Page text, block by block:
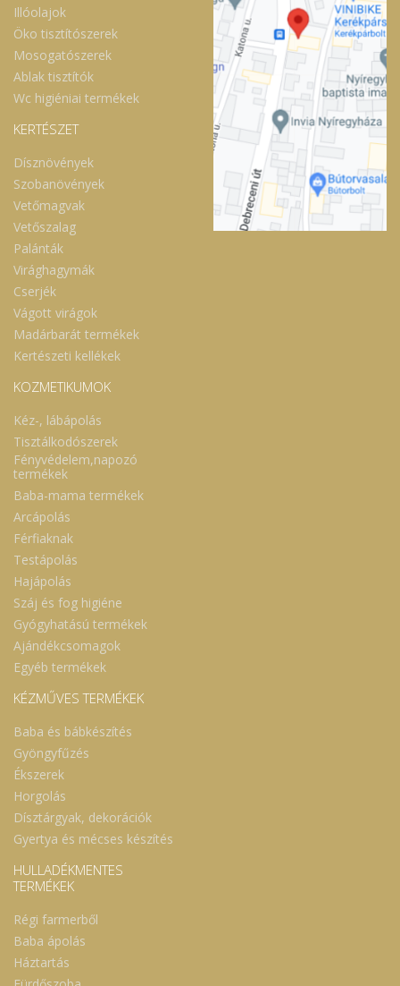
Illóolajok
Öko tisztítószerek
Mosogatószerek
Ablak tisztítók
Wc higiéniai termékek
KERTÉSZET
Dísznövények
Szobanövények
Vetőmagvak
Vetőszalag
Palánták
Virághagymák
Cserjék
Vágott virágok
Madárbarát termékek
Kertészeti kellékek
KOZMETIKUMOK
Kéz-, lábápolás
Tisztálkodószerek
Fényvédelem,napozó
termékek
Baba-mama termékek
Arcápolás
Férfiaknak
Testápolás
Hajápolás
Száj és fog higiéne
Gyógyhatású termékek
Ajándékcsomagok
Egyéb termékek
KÉZMŰVES TERMÉKEK
Baba és bábkészítés
Gyöngyfűzés
Ékszerek
Horgolás
Dísztárgyak, dekorációk
Gyertya és mécses készítés
HULLADÉKMENTES
TERMÉKEK
Régi farmerből
Baba ápolás
Háztartás